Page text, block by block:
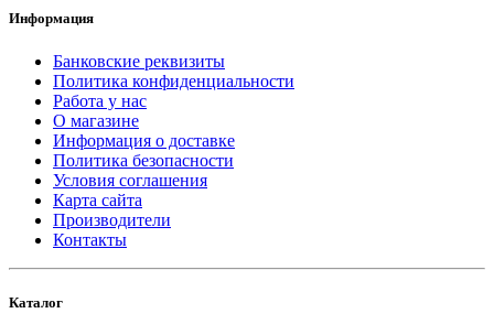
Информация
Банковские реквизиты
Политика конфиденциальности
Работа у нас
О магазине
Информация о доставке
Политика безопасности
Условия соглашения
Карта сайта
Производители
Контакты
Каталог